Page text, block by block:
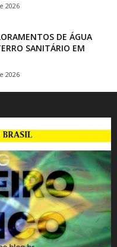
2026
DE ÁGUA
SANITÁRIO EM
2026